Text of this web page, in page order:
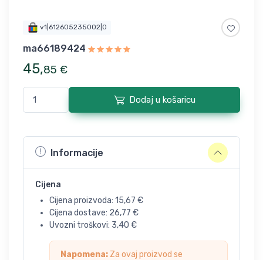
v1|612605235002|0
ma66189424
45,85 €
Dodaj u košaricu
Informacije
Cijena
Cijena proizvoda: 15,67 €
Cijena dostave: 26,77 €
Uvozni troškovi: 3,40 €
Napomena: Za ovaj proizvod se